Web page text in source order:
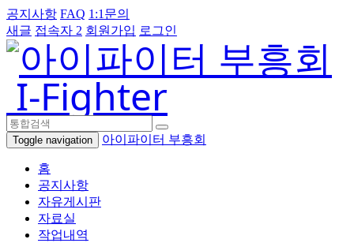
공지사항 FAQ 1:1문의
새글 접속자 2 회원가입 로그인
I-Fighter
Toggle navigation 아이파이터 부흥회
홈
공지사항
자유게시판
자료실
작업내역